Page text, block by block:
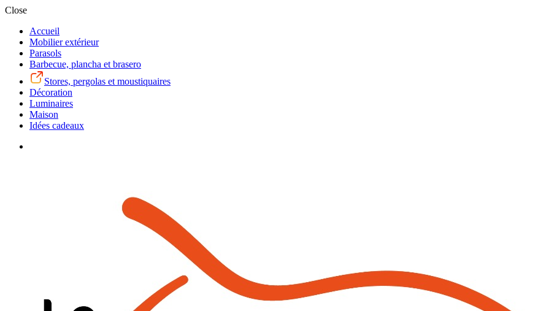
Close
Accueil
Mobilier extérieur
Parasols
Barbecue, plancha et brasero
Stores, pergolas et moustiquaires
Décoration
Luminaires
Maison
Idées cadeaux